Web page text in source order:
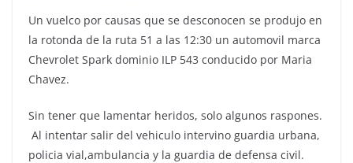
Un vuelco por causas que se desconocen se produjo en
la rotonda de la ruta 51 a las 12:30 un automovil marca
Chevrolet Spark dominio ILP 543 conducido por Maria
Chavez.
Sin tener que lamentar heridos, solo algunos raspones.
Al intentar salir del vehiculo intervino guardia urbana,
policia vial,ambulancia y la guardia de defensa civil.